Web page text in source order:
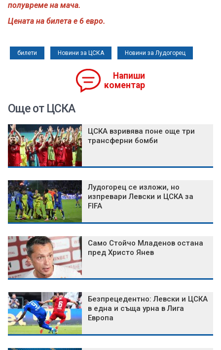
полувреме на мача.
Цената на билета е 6 евро.
билети Новини за ЦСКА Новини за Лудогорец
Напиши
коментар
Още от ЦСКА
ЦСКА взривява поне още три
трансферни бомби
Лудогорец се изложи, но
изпревари Левски и ЦСКА за
FIFA
Само Стойчо Младенов остана
пред Христо Янев
Безпрецедентно: Левски и ЦСКА
в една и съща урна в Лига
Европа